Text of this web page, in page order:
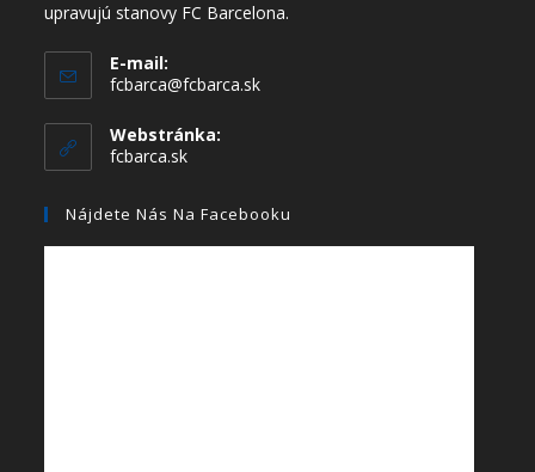
upravujú stanovy FC Barcelona.
E-mail:
fcbarca@fcbarca.sk
Webstránka:
fcbarca.sk
Nájdete Nás Na Facebooku